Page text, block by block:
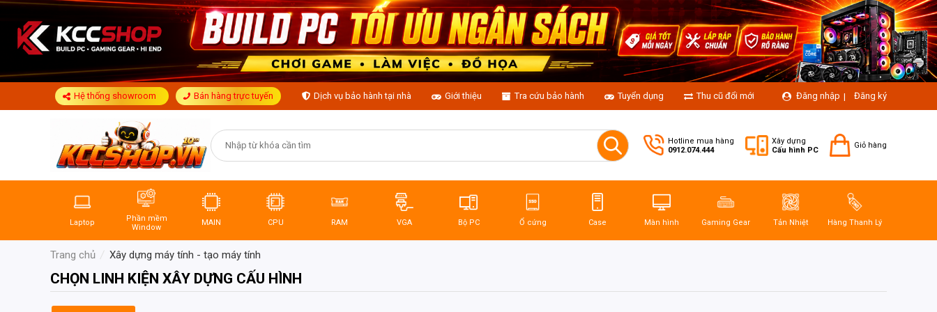
Hệ thống showroom Bán hàng trực tuyến Dịch vụ bảo hành tại nhà Giới thiệu Tra cứu bảo hành Tuyển dụng Thu cũ đổi mới Đăng nhập | Đăng ký
Hotline mua hàng
0912.074.444
Xây dựng
Cấu hình PC
Giỏ hàng
Laptop
Phần mềm
Window
MAIN CPU RAM VGA Bộ PC Ổ cứng Case Màn hình Gaming Gear Tản Nhiệt Hàng Thanh Lý
Trang chủ Xây dựng máy tính - tạo máy tính
CHỌN LINH KIỆN XÂY DỰNG CẤU HÌNH